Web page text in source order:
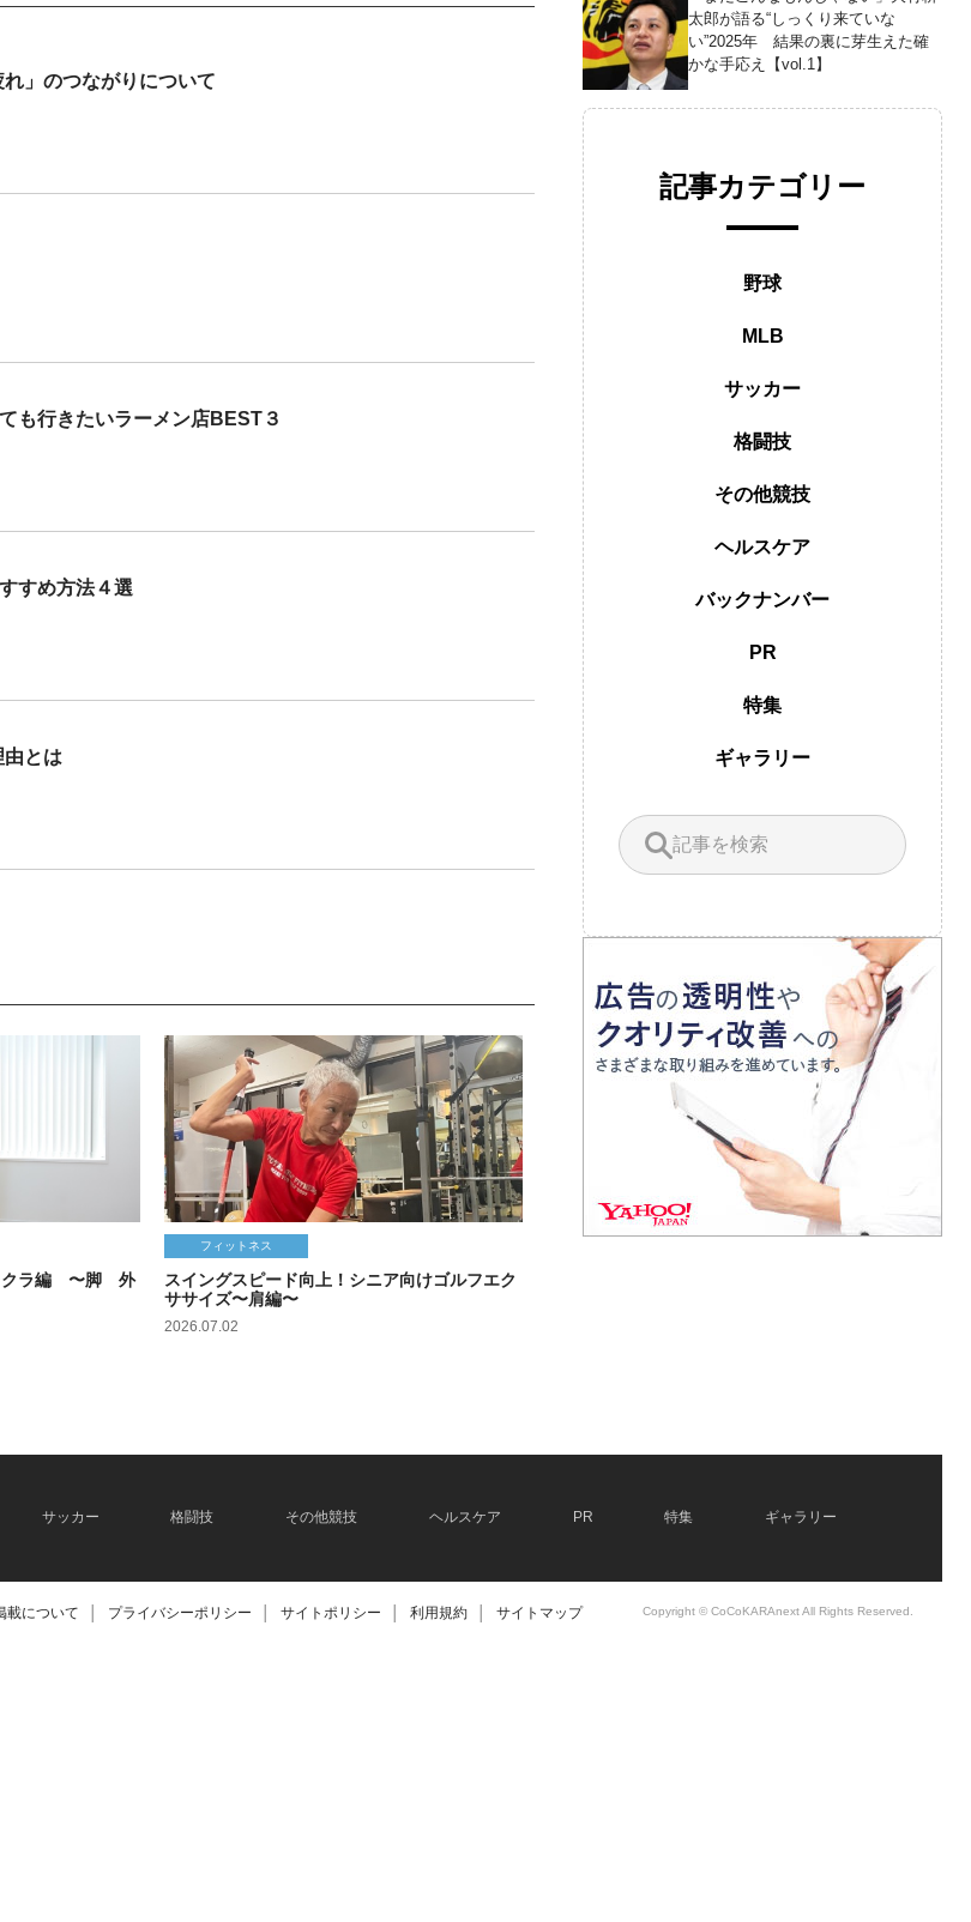
」のつながりについて
も行きたいラーメン店BEST３
すめ方法４選
とは
クラ編 〜脚 外
フィットネス
スイングスピード向上！シニア向けゴルフエク
ササイズ〜肩編〜
2026.07.02
太郎が語る“しっくり来ていな
い”2025年 結果の裏に芽生えた確
かな手応え【vol.1】
記事カテゴリー
野球
MLB
サッカー
格闘技
その他競技
ヘルスケア
バックナンバー
PR
特集
ギャラリー
サッカー 格闘技 その他競技 ヘルスケア PR 特集 ギャラリー
載について プライバシーポリシー サイトポリシー 利用規約 サイトマップ Copyright © CoCoKARAnext All Rights Reserved.